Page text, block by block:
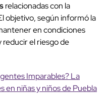
relacionadas con la
objetivo, según informó la
en condiciones
reducir el riesgo de
Imparables? La
en niñas y niños de Puebla